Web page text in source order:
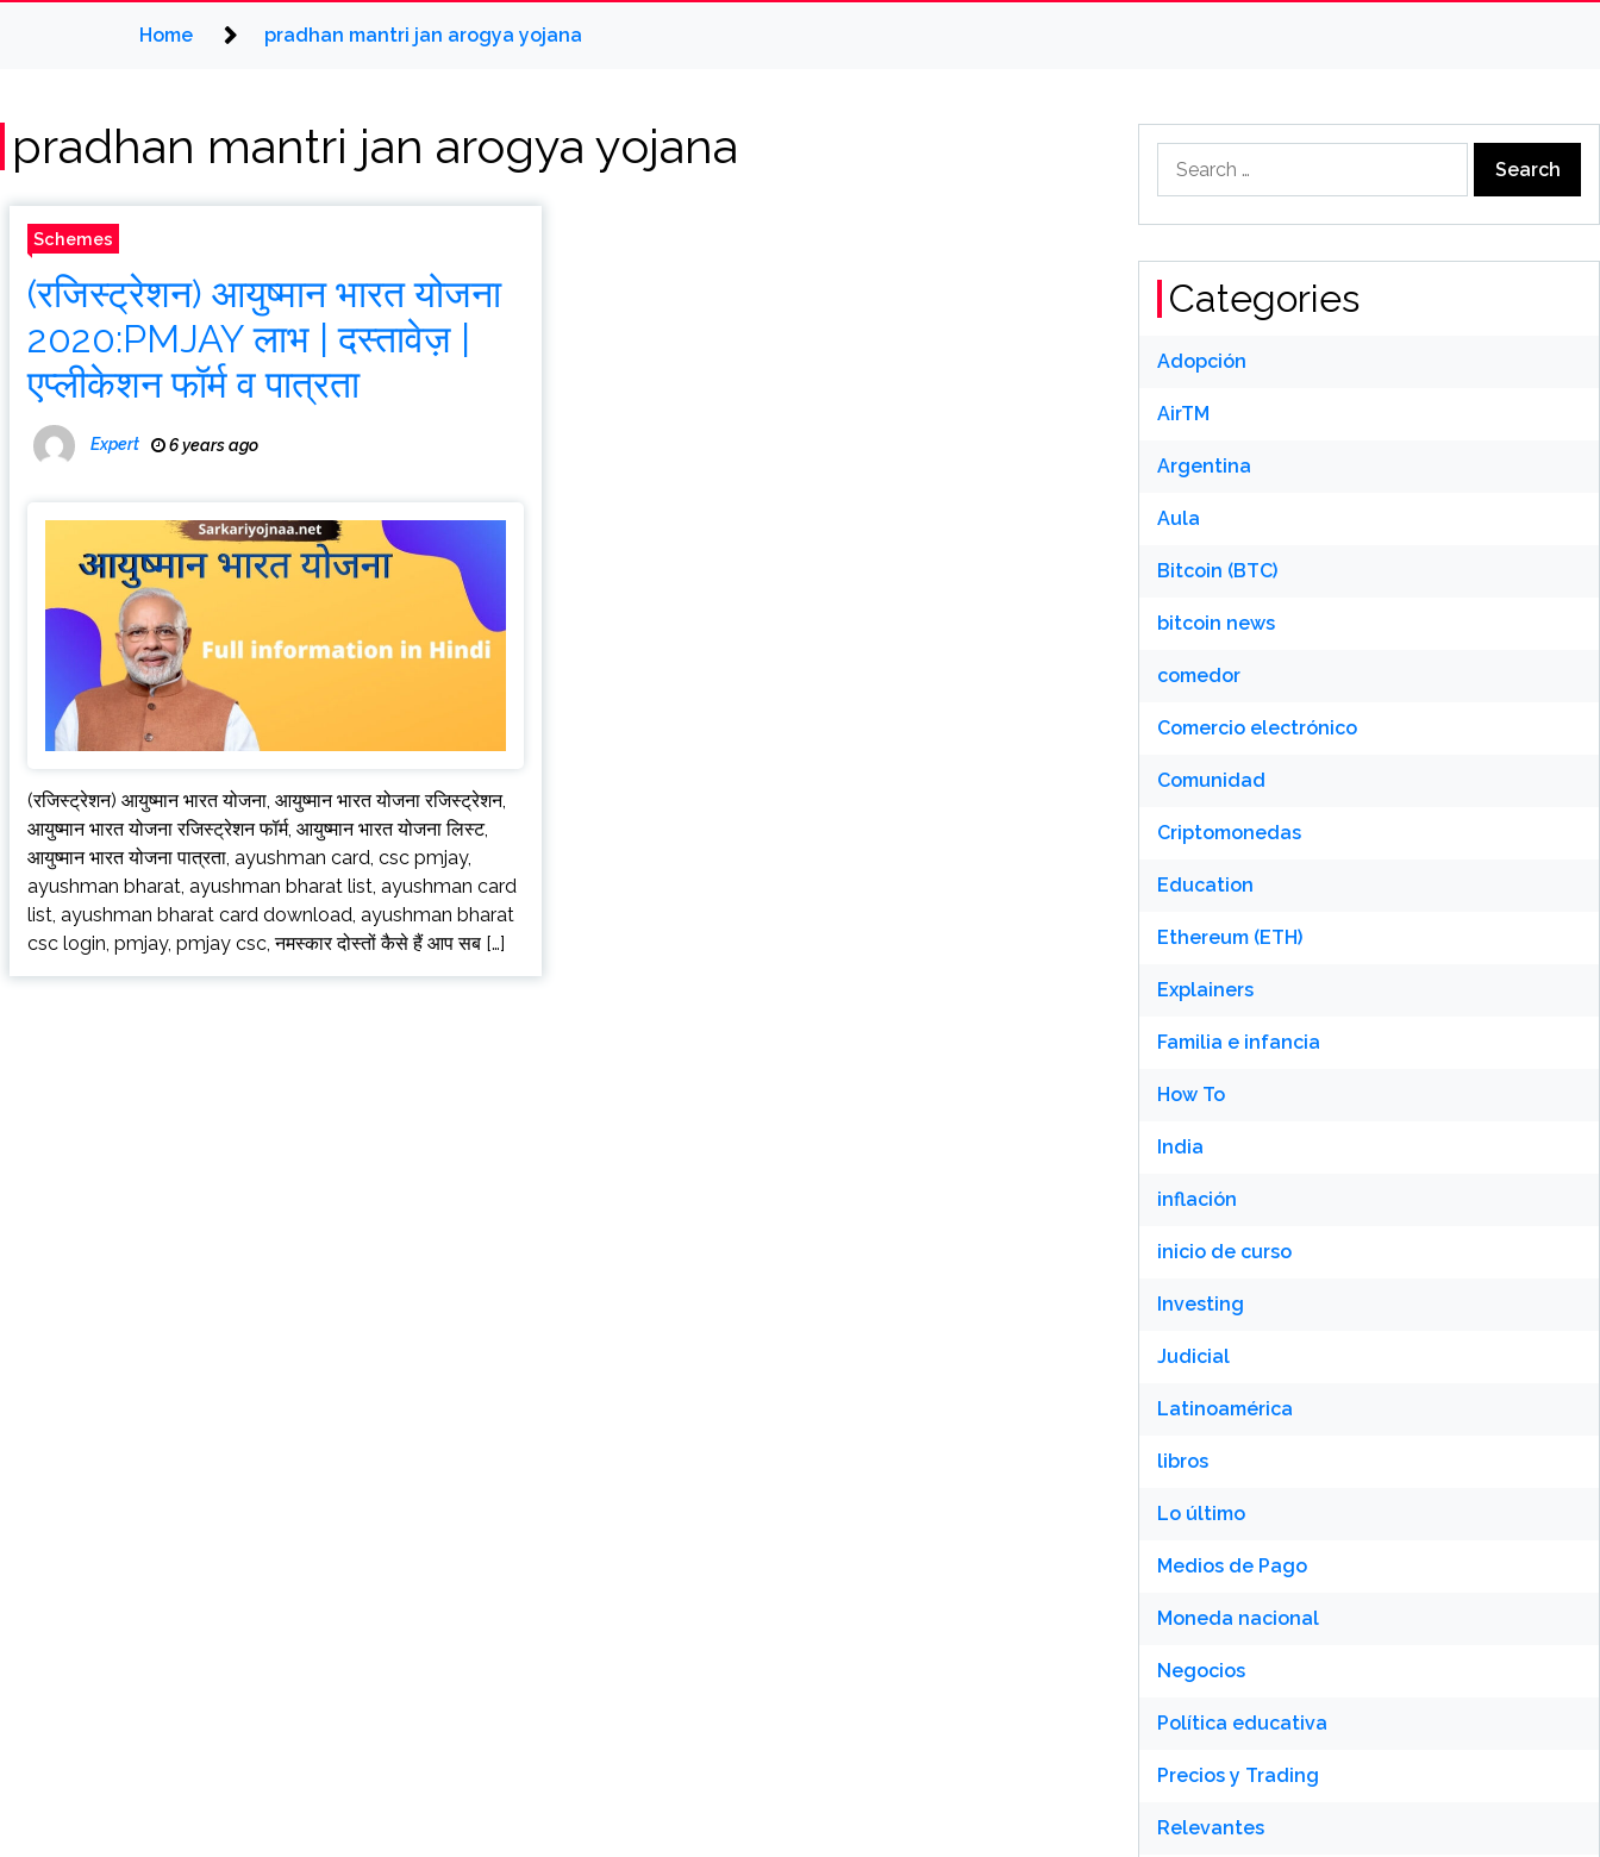
Home pradhan mantri jan arogya yojana
pradhan mantri jan arogya yojana
Schemes
(रजिस्ट्रेशन) आयुष्मान भारत योजना
2020:PMJAY लाभ | दस्तावेज़ |
एप्लीकेशन फॉर्म व पात्रता
Expert 6 years ago
(रजिस्ट्रेशन) आयुष्मान भारत योजना, आयुष्मान भारत योजना रजिस्ट्रेशन,
आयुष्मान भारत योजना रजिस्ट्रेशन फॉर्म, आयुष्मान भारत योजना लिस्ट,
आयुष्मान भारत योजना पात्रता, ayushman card, csc pmjay,
ayushman bharat, ayushman bharat list, ayushman card
list, ayushman bharat card download, ayushman bharat
csc login, pmjay, pmjay csc, नमस्कार दोस्तों कैसे हैं आप सब […]
for:
Categories
Adopción
AirTM
Argentina
Aula
Bitcoin (BTC)
bitcoin news
comedor
Comercio electrónico
Comunidad
Criptomonedas
Education
Ethereum (ETH)
Explainers
Familia e infancia
How To
India
inflación
inicio de curso
Investing
Judicial
Latinoamérica
libros
Lo último
Medios de Pago
Moneda nacional
Negocios
Política educativa
Precios y Trading
Relevantes